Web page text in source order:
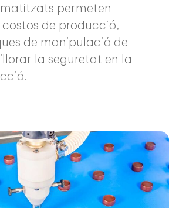
permeten
de producció,
de manipulació de
la seguretat en la